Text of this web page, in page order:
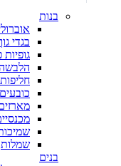
בנות
בגדי
חליפות
כובעים
שמלות
בנים